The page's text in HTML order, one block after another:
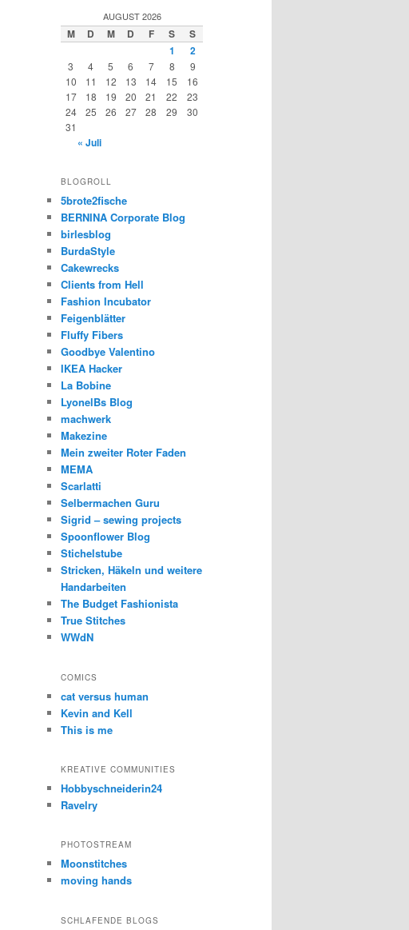
AUGUST 2026
M D M D F S
S
1
2
3 4 5 6 7 8
9
10
11 12 13 14 15
16
17
18 19 20 21 22
23
24
25 26 27 28 29
30
31
« Juli
BLOGROLL
5brote2fische
BERNINA Corporate Blog
birlesblog
BurdaStyle
Cakewrecks
Clients from Hell
Fashion Incubator
Feigenblätter
Fluffy Fibers
Goodbye Valentino
IKEA Hacker
La Bobine
LyonelBs Blog
machwerk
Makezine
Mein zweiter Roter Faden
MEMA
Scarlatti
Selbermachen Guru
Sigrid – sewing projects
Spoonflower Blog
Stichelstube
Stricken, Häkeln und weitere
Handarbeiten
The Budget Fashionista
True Stitches
WWdN
COMICS
cat versus human
Kevin and Kell
This is me
KREATIVE COMMUNITIES
Hobbyschneiderin24
Ravelry
PHOTOSTREAM
Moonstitches
moving hands
SCHLAFENDE BLOGS